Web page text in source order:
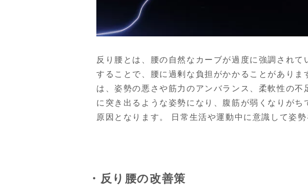
反り腰とは、腰の自然なカーブが過度に強調され
することで、腰に過剰な負担がかかることがあり
は、姿勢の悪さや筋力のアンバランス、柔軟性の
に突き出るような姿勢になり、腹筋が弱くなりが
原因となります。 日常生活や運動中に意識して姿
・反り腰の改善策